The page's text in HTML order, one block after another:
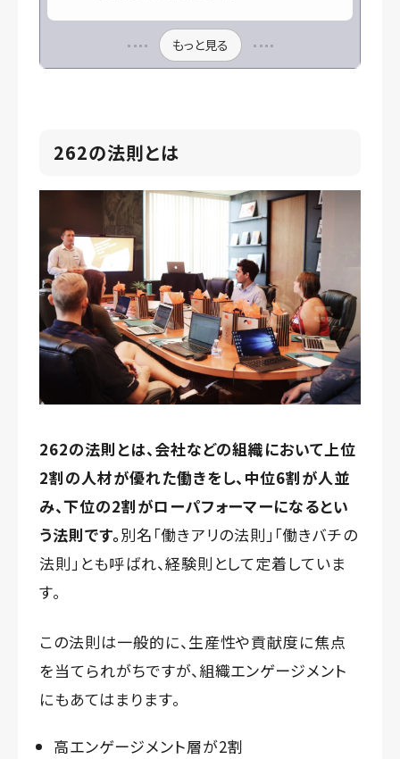
もっと見る
262の法則とは
262の法則とは、会社などの組織において上位
2割の人材が優れた働きをし、中位6割が人並
み、下位の2割がローパフォーマーになるとい
う法則です。別名「働きアリの法則」「働きバチの
法則」とも呼ばれ、経験則として定着していま
す。
この法則は一般的に、生産性や貢献度に焦点
を当てられがちですが、組織エンゲージメント
にもあてはまります。
高エンゲージメント層が2割